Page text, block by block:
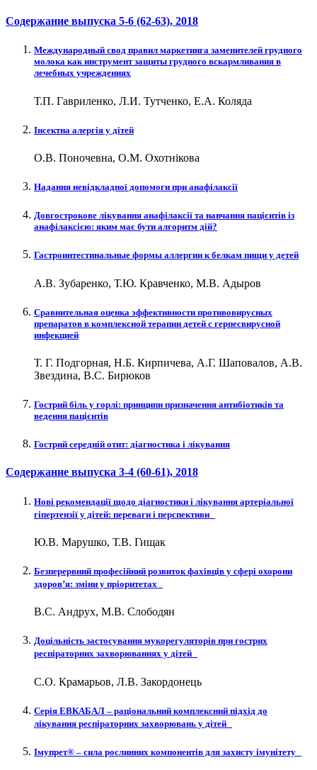
Содержание выпуска 5-6 (62-63), 2018
Международный свод правил маркетинга заменителей грудного
молока как инструмент защиты грудного вскармливания в
лечебных учреждениях
Т.П. Гавриленко, Л.И. Тутченко, Е.А. Коляда
Інсектна алергія у дітей
О.В. Поночевна, О.М. Охотнікова
Надання невідкладної допомоги при анафілаксії
Довгострокове лікування анафілаксії та навчання пацієнтів із
анафілаксією: яким має бути алгоритм дій?
Гастроинтестинальные формы аллергии к белкам пищи у детей
А.В. Зубаренко, Т.Ю. Кравченко, М.В. Адыров
Сравнительная оценка эффективности противовирусных
препаратов в комплексной терапии детей с герпесвирусной
инфекцией
Т. Г. Подгорная, Н.Б. Кирпичева, А.Г. Шаповалов, А.В.
Звездина, В.С. Бирюков
Гострий біль у горлі: принципи призначення антибіотиків та
ведення пацієнтів
Гострий середній отит: діагностика і лікування
Содержание выпуска 3-4 (60-61), 2018
Нові рекомендації щодо діагностики і лікування артеріальної
гіпертензії у дітей: переваги і перспективи
Ю.В. Марушко, Т.В. Гищак
Безперервний професійний розвиток фахівців у сфері охорони
здоров’я: зміни у пріоритетах
В.С. Андрух, М.В. Слободян
Доцільність застосування мукорегуляторів при гострих
респіраторних захворюваннях у дітей
С.О. Крамарьов, Л.В. Закордонець
Серія ЕВКАБАЛ – раціональний комплексний підхід до
лікування респіраторних захворювань у дітей
Імупрет® – сила рослинних компонентів для захисту імунітету